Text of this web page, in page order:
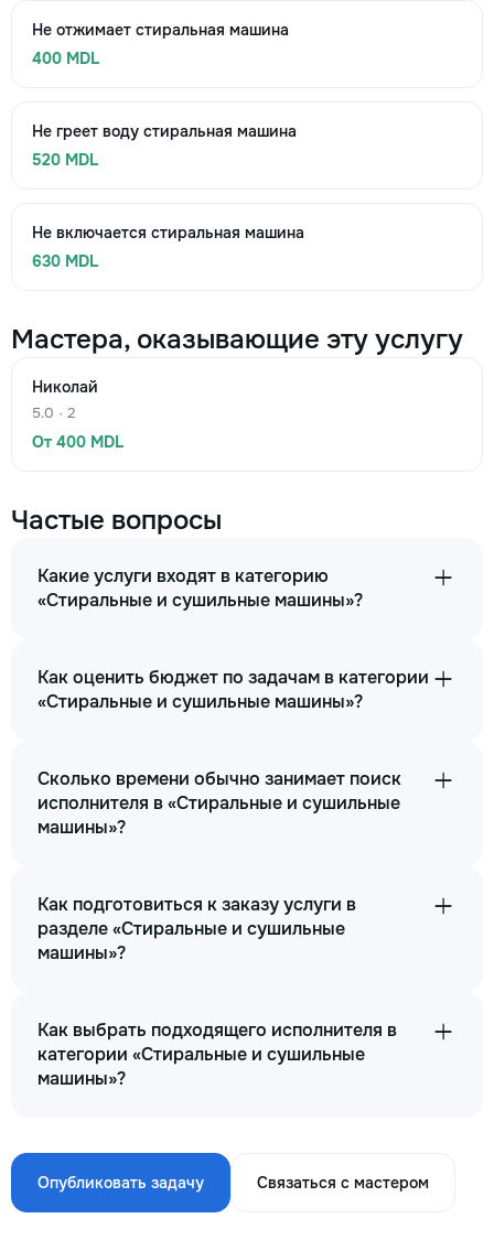
Не отжимает стиральная машина
400 MDL
Не греет воду стиральная машина
520 MDL
Не включается стиральная машина
630 MDL
Мастера, оказывающие эту услугу
Николай
5.0 · 2
От 400 MDL
Частые вопросы
Какие услуги входят в категорию
«Стиральные и сушильные машины»?
Как оценить бюджет по задачам в категории
«Стиральные и сушильные машины»?
Сколько времени обычно занимает поиск
исполнителя в «Стиральные и сушильные
машины»?
Как подготовиться к заказу услуги в
разделе «Стиральные и сушильные
машины»?
Как выбрать подходящего исполнителя в
категории «Стиральные и сушильные
машины»?
Опубликовать задачу Связаться с мастером